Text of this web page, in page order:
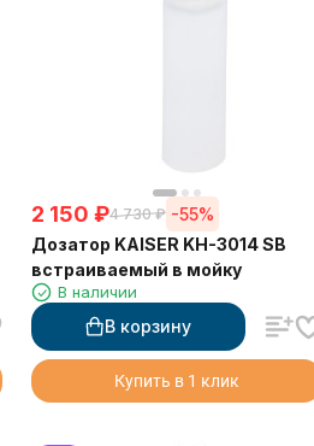
2 150 ₽4 730 ₽ -55%
Дозатор KAISER KH-3014 SB
встраиваемый в мойку
В наличии
В корзину
Купить в 1 клик